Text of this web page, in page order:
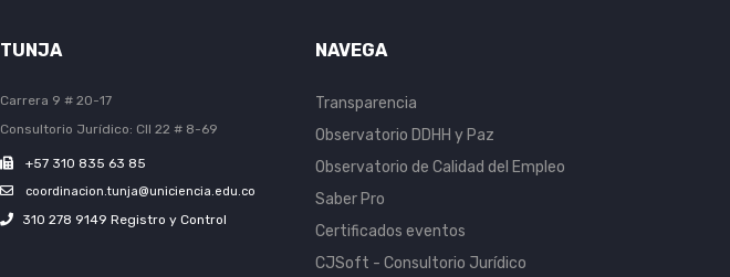
TUNJA
Carrera 9 # 20-17
Consultorio Jurídico: Cll 22 # 8-69
+57 310 835 63 85
coordinacion.tunja@uniciencia.edu.co
310 278 9149 Registro y Control
NAVEGA
Transparencia
Observatorio DDHH y Paz
Observatorio de Calidad del Empleo
Saber Pro
Certificados eventos
CJSoft - Consultorio Jurídico